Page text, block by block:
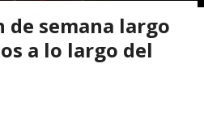
de semana largo
a lo largo del